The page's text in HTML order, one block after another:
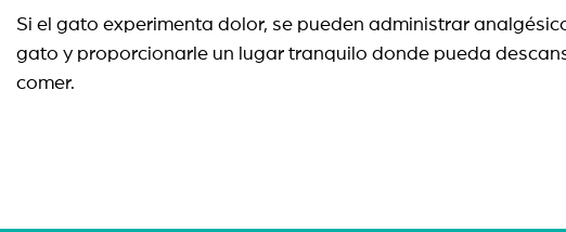
Si el gato experimenta dolor, se pueden administrar
gato y proporcionarle un lugar tranquilo donde pueda
comer.